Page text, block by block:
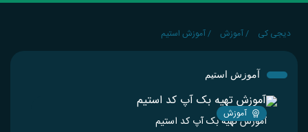
دیجی کی /آموزش /آموزش استیم
آموزش استیم
آموزش
آموزش تهیه بک آپ کد استیم